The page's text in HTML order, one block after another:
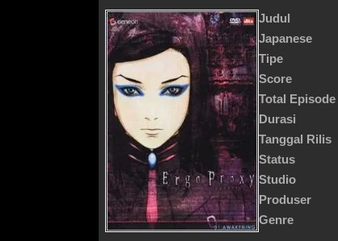
Judul
Japanese
Tipe
Score
Total Episode
Durasi
Tanggal Rilis
Status
Studio
Produser
Genre